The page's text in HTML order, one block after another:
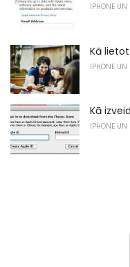
IPHONE UN
Kā
IPHONE UN
Kā
IPHONE UN